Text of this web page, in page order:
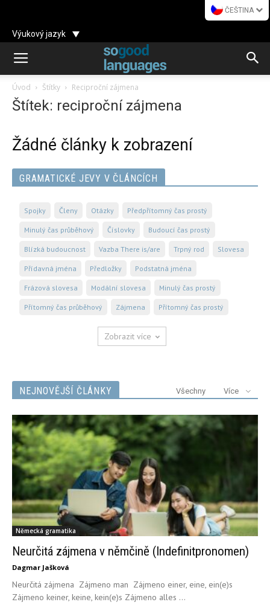
ČEŠTINA
Výukový jazyk
Úvod Štítky Reciproční zájmena
Štítek: reciproční zájmena
Žádné články k zobrazení
GRAMATICKÉ JEVY V ČLÁNCÍCH
Spojky Členy Otázky Předpřítomný čas prostý
Minulý čas průběhový Číslovky Budoucí čas prostý
Blízká budoucnost Vazba There is/are Trpný rod Slovesa
Přídavná jména Předložky Podstatná jména
Frázová slovesa Modální slovesa Minulý čas prostý
Přítomný čas průběhový Zájmena Přítomný čas prostý
Zobrazit více
NEJNOVĚJŠÍ ČLÁNKY Všechny Více
Německá gramatika
Neurčitá zájmena v němčině (Indefinitpronomen)
Dagmar Jašková
Neurčitá zájmena Zájmeno man Zájmeno einer, eine, ein(e)s
Zájmeno keiner, keine, kein(e)s Zájmeno alles ...